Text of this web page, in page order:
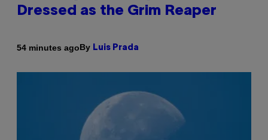
Dressed as the Grim Reaper
54 minutes agoBy Luis Prada